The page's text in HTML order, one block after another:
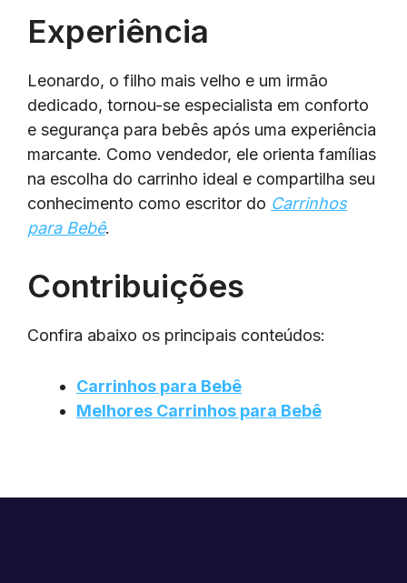
Experiência
Leonardo, o filho mais velho e um irmão
dedicado, tornou-se especialista em conforto
e segurança para bebês após uma experiência
marcante. Como vendedor, ele orienta famílias
na escolha do carrinho ideal e compartilha seu
conhecimento como escritor do Carrinhos
para Bebê.
Contribuições
Confira abaixo os principais conteúdos:
Carrinhos para Bebê
Melhores Carrinhos para Bebê